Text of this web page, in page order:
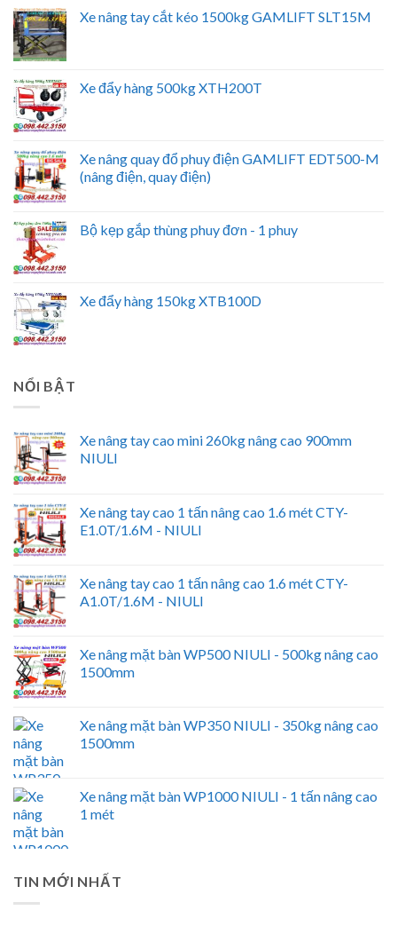
Xe nâng tay cắt kéo 1500kg GAMLIFT SLT15M
Xe đẩy hàng 500kg XTH200T
Xe nâng quay đổ phuy điện GAMLIFT EDT500-M
(nâng điện, quay điện)
Bộ kẹp gắp thùng phuy đơn - 1 phuy
Xe đẩy hàng 150kg XTB100D
NỔI BẬT
Xe nâng tay cao mini 260kg nâng cao 900mm
NIULI
Xe nâng tay cao 1 tấn nâng cao 1.6 mét CTY-
E1.0T/1.6M - NIULI
Xe nâng tay cao 1 tấn nâng cao 1.6 mét CTY-
A1.0T/1.6M - NIULI
Xe nâng mặt bàn WP500 NIULI - 500kg nâng cao
1500mm
Xe nâng mặt bàn WP350 NIULI - 350kg nâng cao
1500mm
Xe nâng mặt bàn WP1000 NIULI - 1 tấn nâng cao
1 mét
TIN MỚI NHẤT